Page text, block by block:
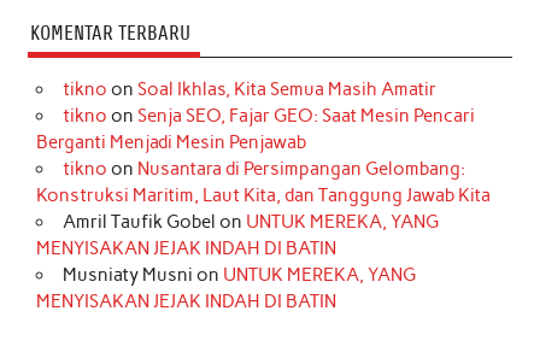
KOMENTAR TERBARU
tikno on Soal Ikhlas, Kita Semua Masih Amatir
tikno on Senja SEO, Fajar GEO: Saat Mesin Pencari
Berganti Menjadi Mesin Penjawab
tikno on Nusantara di Persimpangan Gelombang:
Konstruksi Maritim, Laut Kita, dan Tanggung Jawab Kita
Amril Taufik Gobel on UNTUK MEREKA, YANG
MENYISAKAN JEJAK INDAH DI BATIN
Musniaty Musni on UNTUK MEREKA, YANG
MENYISAKAN JEJAK INDAH DI BATIN